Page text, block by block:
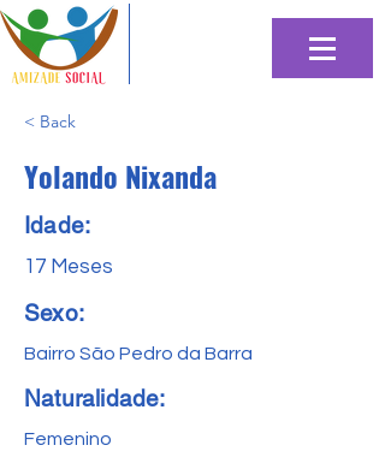
< Back
Yolando Nixanda
Idade:
17 Meses
Sexo:
Bairro São Pedro da Barra
Naturalidade:
Femenino